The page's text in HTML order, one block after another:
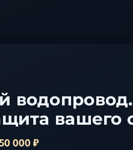
вашего
000 ₽